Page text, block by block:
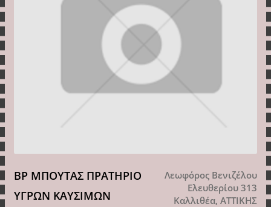
BP ΜΠΟΥΤΑΣ ΠΡΑΤΗΡΙΟ
ΥΓΡΩΝ ΚΑΥΣΙΜΩΝ
Λεωφόρος Βενιζέλου
Ελευθερίου 313
Καλλιθέα, ΑΤΤΙΚΗΣ